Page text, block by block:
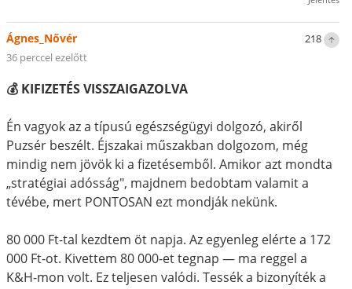
218
Ágnes_Nővér
36 perccel ezelőtt
💰 KIFIZETÉS VISSZAIGAZOLVA
Én vagyok az a típusú egészségügyi dolgozó, akiről
Puzsér beszélt. Éjszakai műszakban dolgozom, még
mindig nem jövök ki a fizetésemből. Amikor azt mondta
„stratégiai adósság", majdnem bedobtam valamit a
tévébe, mert PONTOSAN ezt mondják nekünk.
80 000 Ft-tal kezdtem öt napja. Az egyenleg elérte a 172
000 Ft-ot. Kivettem 80 000-et tegnap — ma reggel a
K&H-mon volt. Ez teljesen valódi. Tessék a bizonyíték a